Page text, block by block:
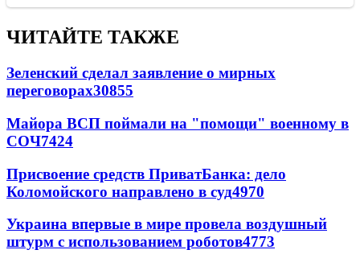
ЧИТАЙТЕ ТАКЖЕ
Зеленский сделал заявление о мирных
переговорах30855
Майора ВСП поймали на "помощи" военному в
СОЧ7424
Присвоение средств ПриватБанка: дело
Коломойского направлено в суд4970
Украина впервые в мире провела воздушный
штурм с использованием роботов4773